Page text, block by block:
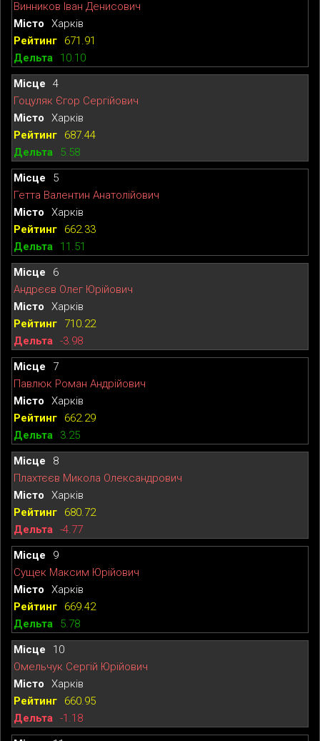
Винников Іван Денисович
Харків
671.91
10.10
4
Гоцуляк Єгор Сергійович
Харків
687.44
5.58
5
Гетта Валентин Анатолійович
Харків
662.33
11.51
6
Андрєєв Олег Юрійович
Харків
710.22
-3.98
7
Павлюк Роман Андрійович
Харків
662.29
3.25
8
Плахтєєв Микола Олександрович
Харків
680.72
-4.77
9
Сущек Максим Юрійович
Харків
669.42
5.78
10
Омельчук Сергій Юрійович
Харків
660.95
-1.18